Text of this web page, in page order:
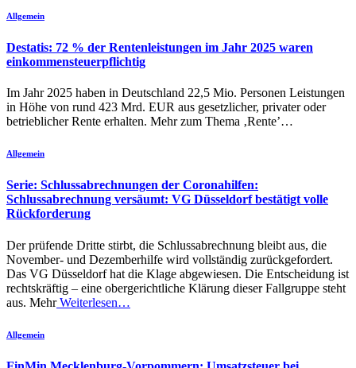
Allgemein
Destatis: 72 % der Rentenleistungen im Jahr 2025 waren
einkommensteuerpflichtig
Im Jahr 2025 haben in Deutschland 22,5 Mio. Personen Leistungen
in Höhe von rund 423 Mrd. EUR aus gesetzlicher, privater oder
betrieblicher Rente erhalten. Mehr zum Thema ‚Rente’…
Allgemein
Serie: Schlussabrechnungen der Coronahilfen:
Schlussabrechnung versäumt: VG Düsseldorf bestätigt volle
Rückforderung
Der prüfende Dritte stirbt, die Schlussabrechnung bleibt aus, die
November- und Dezemberhilfe wird vollständig zurückgefordert.
Das VG Düsseldorf hat die Klage abgewiesen. Die Entscheidung ist
rechtskräftig – eine obergerichtliche Klärung dieser Fallgruppe steht
aus. MehrWeiterlesen…
Allgemein